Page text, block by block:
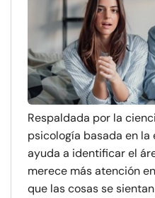
Respaldada por la
psicología basada en
ayuda a identificar el
merece más atención
que las cosas se